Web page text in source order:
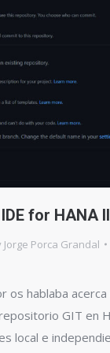
for HANA II
Jorge Porca Grandal
os hablaba acerca
GIT en
local e